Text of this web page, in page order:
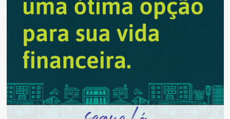
gestantes
durante
natal